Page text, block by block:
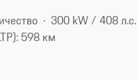
300 kW / 408 л.с.
598 км